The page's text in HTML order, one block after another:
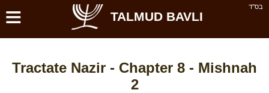
בס''ד ≡ TALMUD BAVLI
Tractate Nazir - Chapter 8 - Mishnah
2